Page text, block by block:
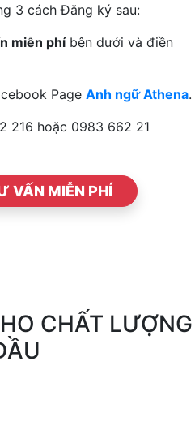
3 cách Đăng ký sau:
miễn phíbên dưới và điền
Page Anh ngữ Athena.
216 hoặc 0983 662 21
VẤN MIỄN PHÍ
CHẤT LƯỢNG